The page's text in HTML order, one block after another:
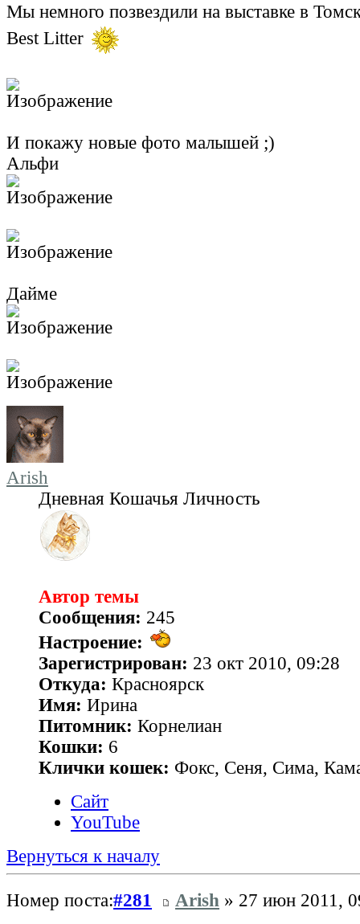
Мы немного позвездили на выставке в
Best Litter
И покажу новые фото малышей ;)
Альфи
Дайме
Arish
Дневная Кошачья Личность
Автор темы
Сообщения: 245
Настроение:
Зарегистрирован: 23 окт 2010, 09:28
Откуда: Красноярск
Имя: Ирина
Питомник: Корнелиан
Кошки: 6
Клички кошек: Фокс, Сеня, Сима,
Сайт
YouTube
Вернуться к началу
Номер поста:#281 Arish » 27 июн 2011,